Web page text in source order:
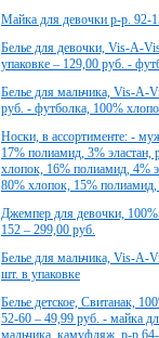
Майка для девочки р-р. 92-
Белье для девочки, Vis-A-
упаковке – 129,00 руб. -
Белье для мальчика, Vis-A-
руб. - футболка, 100%
Носки, в ассортименте: -
17% полиамид, 3%
хлопок, 16% полиамид, 4%
80% хлопок, 15% полиамид,
Джемпер для девочки,
152 – 299,00 руб.
Белье для мальчика, Vis-A-
шт. в упаковке
Белье детское, Свитанак,
52-60 – 49,99 руб. - майка
мальчика, камуфляж, р-р